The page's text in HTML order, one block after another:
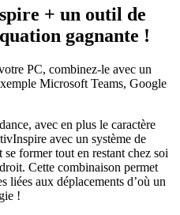
+ un outil de
gagnante !
PC, combinez-le avec un
Microsoft Teams, Google
avec en plus le caractère
avec un système de
former tout en restant chez soi
Cette combinaison permet
liées aux déplacements d’où un
!